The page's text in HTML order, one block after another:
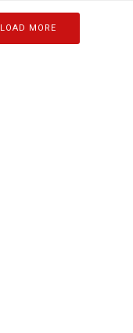
LOAD MORE